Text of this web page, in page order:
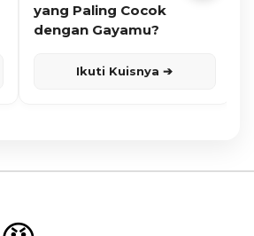
yang Paling Cocok
dengan Gayamu?
Ikuti Kuisnya ➔